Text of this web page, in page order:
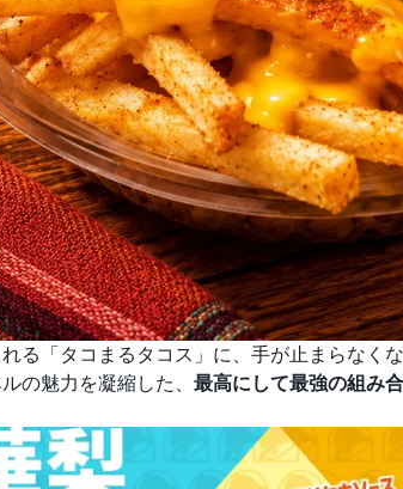
る「タコまるタコス」に、手が止まらなく
の魅力を凝縮した、 最高にして最強の組み